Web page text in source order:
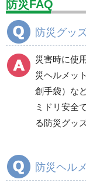
分煙対策機器
電気保守用品
防災グッズ（防災
健康管理器具
商品カテゴリ
非常用保存
食）
防災FAQ
防災グッ
災害時に使
災ヘルメッ
創手袋）な
ミドリ安全
る防災グッ
防災ヘル